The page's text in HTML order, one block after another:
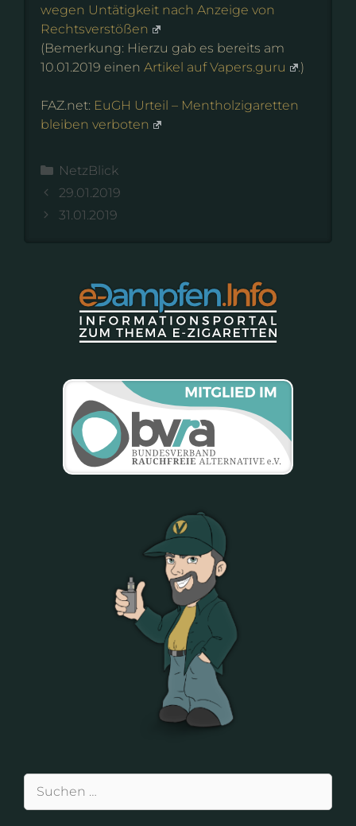
wegen Untätigkeit nach Anzeige von
Rechtsverstößen
(Bemerkung: Hierzu gab es bereits am
10.01.2019 einen Artikel auf Vapers.guru .)
FAZ.net: EuGH Urteil – Mentholzigaretten
bleiben verboten
Kategorien
NetzBlick
29.01.2019
31.01.2019
Suchen